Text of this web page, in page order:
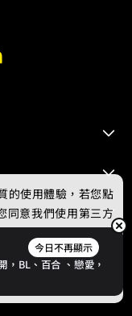
Co., Ltd.
今日不再顯示
，BL、 百合 、戀愛，
的使用體驗，若您點
同意我們使用第三方